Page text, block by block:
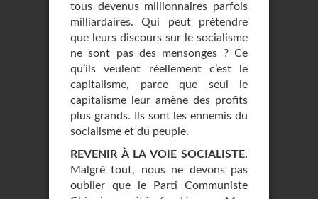
tous devenus millionnaires parfois
milliardaires. Qui peut prétendre
que leurs discours sur le socialisme
ne sont pas des mensonges ? Ce
qu’ils veulent réellement c’est le
capitalisme, parce que seul le
capitalisme leur amène des profits
plus grands. Ils sont les ennemis du
socialisme et du peuple.
REVENIR À LA VOIE SOCIALISTE.
Malgré tout, nous ne devons pas
oublier que le Parti Communiste